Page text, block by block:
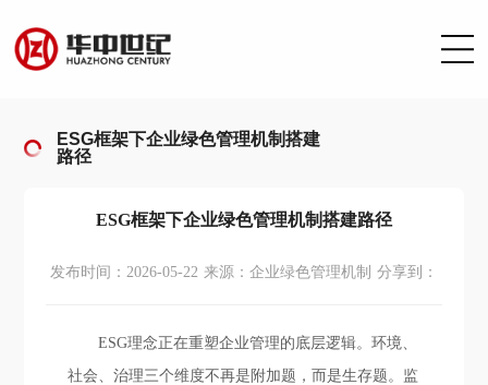
ESG框架下企业绿色管理机制搭建
路径
ESG框架下企业绿色管理机制搭建路径
发布时间：2026-05-22 来源：企业绿色管理机制 分享到：
ESG理念正在重塑企业管理的底层逻辑。环境、
社会、治理三个维度不再是附加题，而是生存题。监